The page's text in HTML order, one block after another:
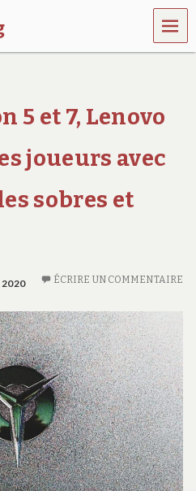
MEN
U
5 et 7, Lenovo
joueurs avec
sobres et
2020 ÉCRIRE UN COMMENTAIRE